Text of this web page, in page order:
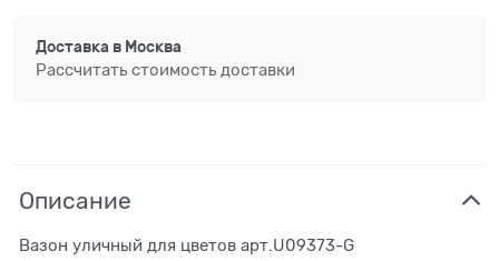
Доставка в Москва
Рассчитать стоимость доставки
Описание
Вазон уличный для цветов арт.U09373-G